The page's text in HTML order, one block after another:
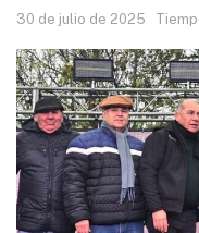
30 de julio de 2025